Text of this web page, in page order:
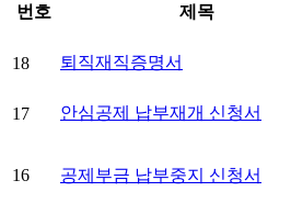
번호
제목
18 퇴직재직증명서
17 안심공제 납부재개 신청서
16 공제부금 납부중지 신청서